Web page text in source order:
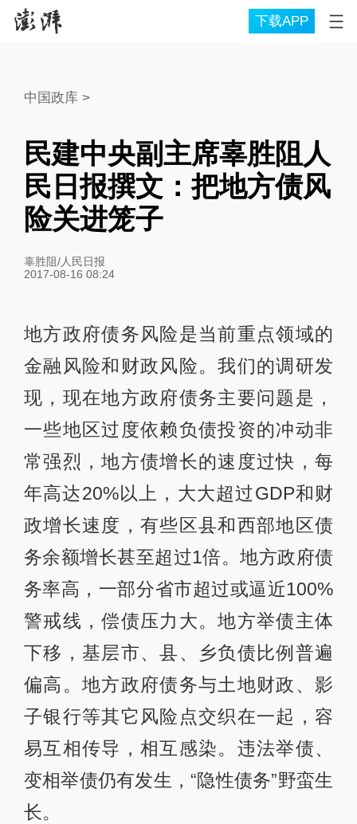
下载APP
中国政库 >
民建中央副主席辜胜阻人
民日报撰文：把地方债风
险关进笼子
辜胜阻/人民日报
2017-08-16 08:24
地方政府债务风险是当前重点领域的
金融风险和财政风险。我们的调研发
现，现在地方政府债务主要问题是，
一些地区过度依赖负债投资的冲动非
常强烈，地方债增长的速度过快，每
年高达20%以上，大大超过GDP和财
政增长速度，有些区县和西部地区债
务余额增长甚至超过1倍。地方政府债
务率高，一部分省市超过或逼近100%
警戒线，偿债压力大。地方举债主体
下移，基层市、县、乡负债比例普遍
偏高。地方政府债务与土地财政、影
子银行等其它风险点交织在一起，容
易互相传导，相互感染。违法举债、
变相举债仍有发生，“隐性债务”野蛮生
长。